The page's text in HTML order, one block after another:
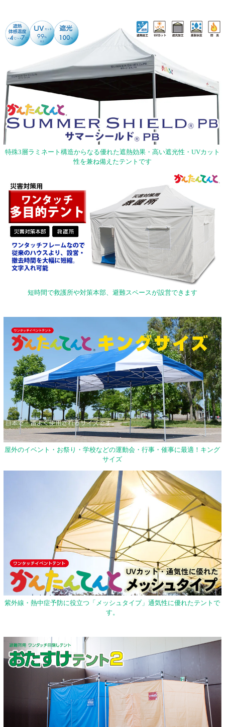
特殊3層ラミネート構造からなる優れた遮熱効果・高い遮光性・UVカット
性を兼ね備えたテントです
短時間で救護所や対策本部、避難スペースが設営できます
屋外のイベント・お祭り・学校などの運動会・行事・催事に最適！キング
サイズ
紫外線・熱中症予防に役立つ「メッシュタイプ」通気性に優れたテントで
す。